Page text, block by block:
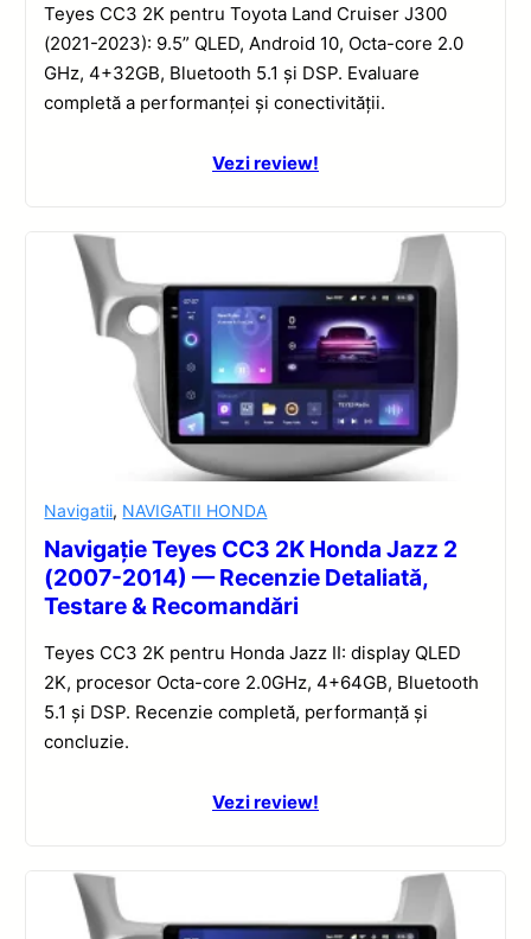
Teyes CC3 2K pentru Toyota Land Cruiser J300
(2021-2023): 9.5” QLED, Android 10, Octa-core 2.0
GHz, 4+32GB, Bluetooth 5.1 și DSP. Evaluare
completă a performanței și conectivității.
Vezi review!
Navigatii, NAVIGATII HONDA
Navigație Teyes CC3 2K Honda Jazz 2
(2007-2014) — Recenzie Detaliată,
Testare & Recomandări
Teyes CC3 2K pentru Honda Jazz II: display QLED
2K, procesor Octa-core 2.0GHz, 4+64GB, Bluetooth
5.1 și DSP. Recenzie completă, performanță și
concluzie.
Vezi review!